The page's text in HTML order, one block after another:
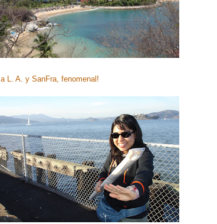
a L. A. y SanFra, fenomenal!